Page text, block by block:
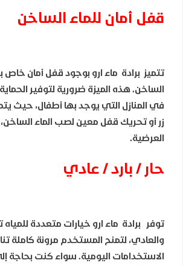
قفل أمان للماء الساخن
تتميز برادة ماء ارو بوجود قفل أمان خاص
الساخن. هذه الميزة ضرورية لتوفير
في المنازل التي يوجد بها أطفال، حيث
زر أو تحريك قفل معين لصب الماء الساخن،
العرضية.
حار / بارد / عادي
توفر برادة ماء ارو خيارات متعددة للمياه
والعادي، لتمنح المستخدم مرونة كاملة
الاستخدامات اليومية. سواء كنت بحاجة